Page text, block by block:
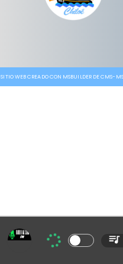
SITIO WEB CREADO CON MSBUILDER DE CMS-